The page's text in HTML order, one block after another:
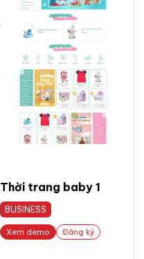
Thời trang baby 1
BUSINESS
Xem demo Đăng ký